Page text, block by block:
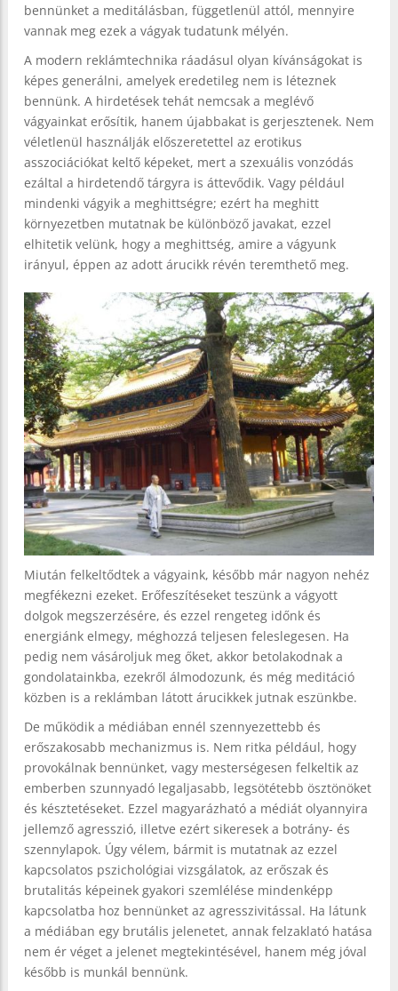
bennünket a meditálásban, függetlenül attól, mennyire
vannak meg ezek a vágyak tudatunk mélyén.
A modern reklámtechnika ráadásul olyan kívánságokat is
képes generálni, amelyek eredetileg nem is léteznek
bennünk. A hirdetések tehát nemcsak a meglévő
vágyainkat erősítik, hanem újabbakat is gerjesztenek. Nem
véletlenül használják előszeretettel az erotikus
asszociációkat keltő képeket, mert a szexuális vonzódás
ezáltal a hirdetendő tárgyra is áttevődik. Vagy például
mindenki vágyik a meghittségre; ezért ha meghitt
környezetben mutatnak be különböző javakat, ezzel
elhitetik velünk, hogy a meghittség, amire a vágyunk
irányul, éppen az adott árucikk révén teremthető meg.
Miután felkeltődtek a vágyaink, később már nagyon nehéz
megfékezni ezeket. Erőfeszítéseket teszünk a vágyott
dolgok megszerzésére, és ezzel rengeteg időnk és
energiánk elmegy, méghozzá teljesen feleslegesen. Ha
pedig nem vásároljuk meg őket, akkor betolakodnak a
gondolatainkba, ezekről álmodozunk, és még meditáció
közben is a reklámban látott árucikkek jutnak eszünkbe.
De működik a médiában ennél szennyezettebb és
erőszakosabb mechanizmus is. Nem ritka például, hogy
provokálnak bennünket, vagy mesterségesen felkeltik az
emberben szunnyadó legaljasabb, legsötétebb ösztönöket
és késztetéseket. Ezzel magyarázható a médiát olyannyira
jellemző agresszió, illetve ezért sikeresek a botrány- és
szennylapok. Úgy vélem, bármit is mutatnak az ezzel
kapcsolatos pszichológiai vizsgálatok, az erőszak és
brutalitás képeinek gyakori szemlélése mindenképp
kapcsolatba hoz bennünket az agresszivitással. Ha látunk
a médiában egy brutális jelenetet, annak felzaklató hatása
nem ér véget a jelenet megtekintésével, hanem még jóval
később is munkál bennünk.